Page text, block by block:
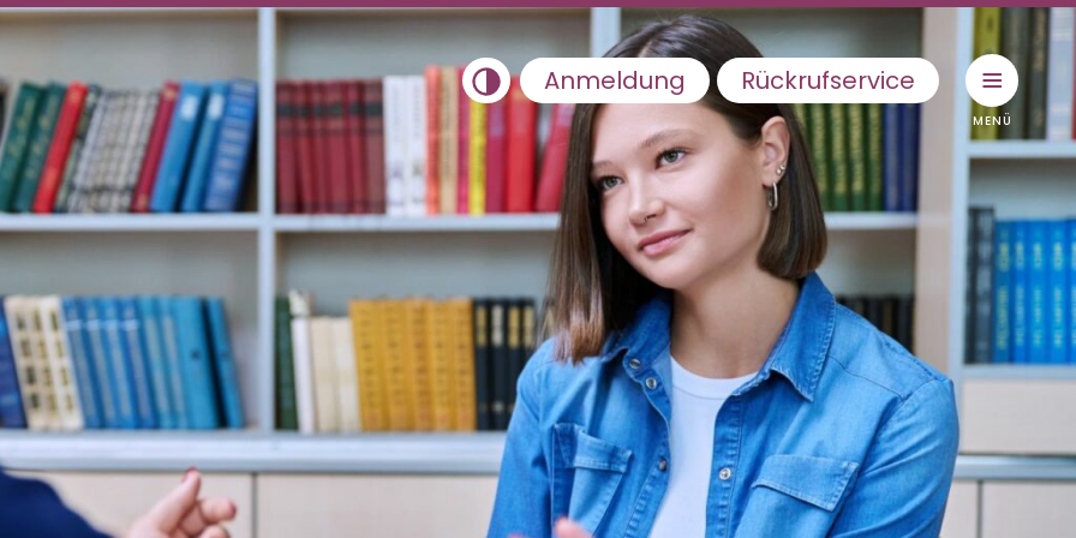
Anmeldung Rückrufservice
Toggle navigation
Übersicht
Therapiekonzept
Therapieangebote
Spezialangebote Nachwuchs-
Leistungssport